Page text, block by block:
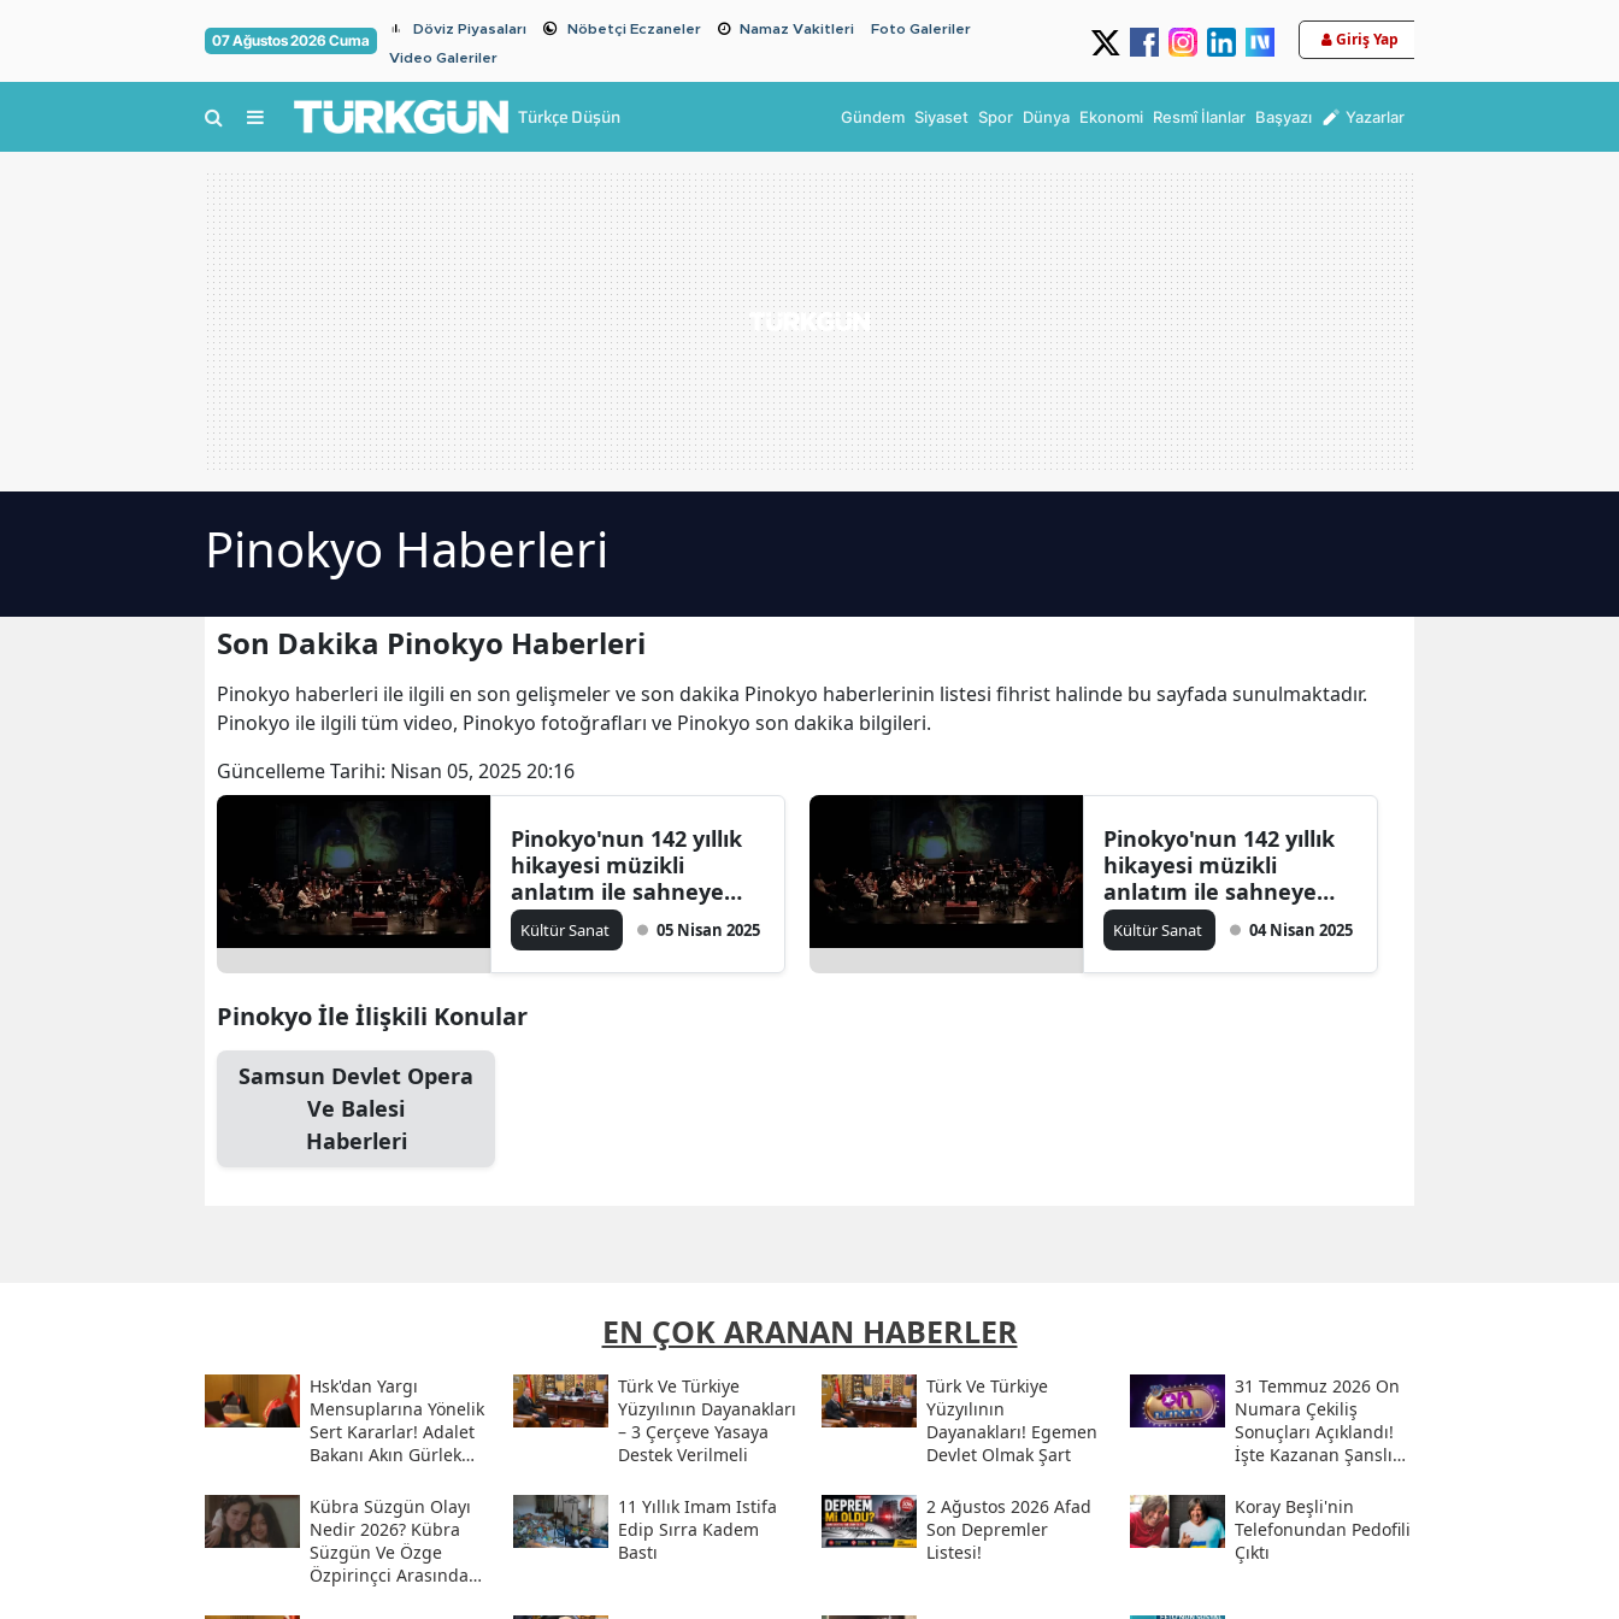
07 Ağustos 2026 Cuma
Döviz Piyasaları Nöbetçi Eczaneler Namaz Vakitleri
Foto Galeriler
Video Galeriler
Giriş Yap
Türkçe Düşün Gündem Siyaset Spor Dünya Ekonomi Resmî İlanlar Başyazı Yazarlar
Pinokyo Haberleri
Son Dakika Pinokyo Haberleri
Pinokyo haberleri ile ilgili en son gelişmeler ve son dakika Pinokyo haberlerinin listesi fihrist halinde bu sayfada sunulmaktadır.
Pinokyo ile ilgili tüm video, Pinokyo fotoğrafları ve Pinokyo son dakika bilgileri.
Güncelleme Tarihi: Nisan 05, 2025 20:16
Pinokyo'nun 142 yıllık
hikayesi müzikli
anlatım ile sahneye
konuldu
Kültür Sanat 05 Nisan 2025
Pinokyo'nun 142 yıllık
hikayesi müzikli
anlatım ile sahneye
taşınacak
Kültür Sanat 04 Nisan 2025
Pinokyo İle İlişkili Konular
Samsun Devlet Opera
Ve Balesi
Haberleri
EN ÇOK ARANAN HABERLER
Hsk'dan Yargı
Mensuplarına Yönelik
Sert Kararlar! Adalet
Bakanı Akın Gürlek
Hesabından Açıkladı
Türk Ve Türkiye
Yüzyılının Dayanakları
– 3 Çerçeve Yasaya
Destek Verilmeli
Türk Ve Türkiye
Yüzyılının
Dayanakları! Egemen
Devlet Olmak Şart
31 Temmuz 2026 On
Numara Çekiliş
Sonuçları Açıklandı!
İşte Kazanan Şanslı
Sorgulama Ekranı
Kübra Süzgün Olayı
Nedir 2026? Kübra
Süzgün Ve Özge
Özpirinçci Arasında
11 Yıllık Imam Istifa
Edip Sırra Kadem
Bastı
2 Ağustos 2026 Afad
Son Depremler
Listesi!
Koray Beşli'nin
Telefonundan Pedofili
Çıktı